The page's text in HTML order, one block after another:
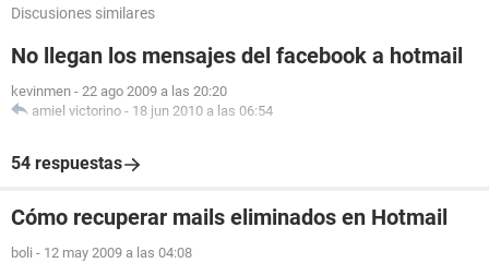
Discusiones similares
No llegan los mensajes del facebook a hotmail
kevinmen - 22 ago 2009 a las 20:20
amiel victorino - 18 jun 2010 a las 06:54
54 respuestas
Cómo recuperar mails eliminados en Hotmail
boli - 12 may 2009 a las 04:08